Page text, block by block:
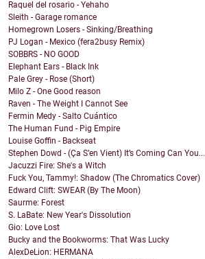
Raquel del rosario - Yehaho
Sleith - Garage romance
Homegrown Losers - Sinking/Breathing
PJ Logan - Mexico (fera2busy Remix)
SOBBRS - NO GOOD
Elephant Ears - Black Ink
Pale Grey - Rose (Short)
Milo Z - One Good reason
Raven - The Weight I Cannot See
Fermin Medy - Salto Cuántico
The Human Fund - Pig Empire
Louise Goffin - Backseat
Stephen Dowd - (Ça S’en Vient) It’s Coming Can You...
Jacuzzi Fire: She's a Witch
Fuck You, Tammy!: Shadow (The Chromatics Cover)
Edward Clift: SWEAR (By The Moon)
Saurme: Forest
S. LaBate: New Year's Dissolution
Gio: Love Lost
Bucky and the Bookworms: That Was Lucky
AlexDeLion: HERMANA